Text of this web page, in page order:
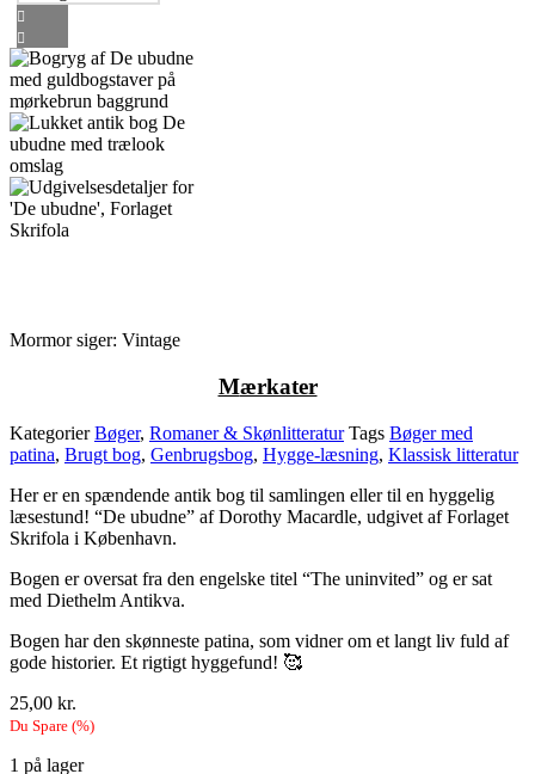
Mormor siger: Vintage
Mærkater
Kategorier Bøger, Romaner & Skønlitteratur Tags Bøger med
patina, Brugt bog, Genbrugsbog, Hygge-læsning, Klassisk litteratur
Her er en spændende antik bog til samlingen eller til en hyggelig
læsestund! “De ubudne” af Dorothy Macardle, udgivet af Forlaget
Skrifola i København.
Bogen er oversat fra den engelske titel “The uninvited” og er sat
med Diethelm Antikva.
Bogen har den skønneste patina, som vidner om et langt liv fuld af
gode historier. Et rigtigt hyggefund! 🥰
25,00 kr.
Du Spare (%)
1 på lager